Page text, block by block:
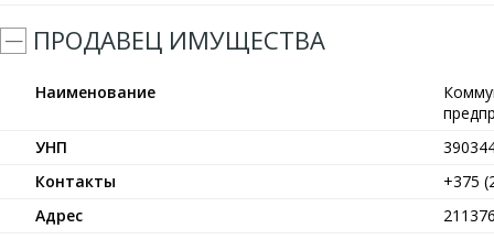
ПРОДАВЕЦ ИМУЩЕСТВА
Наименование
УНП
Контакты
+375
Адрес